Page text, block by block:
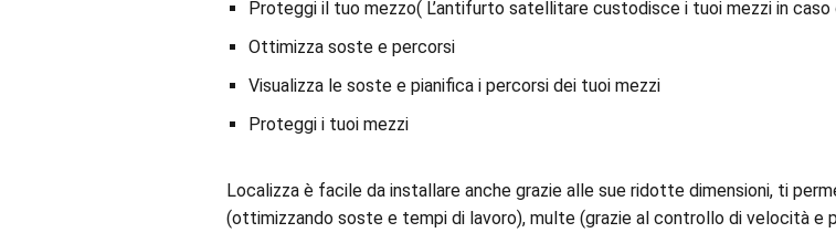
Proteggi il tuo mezzo( L’antifurto satellitare custodisce i tuoi mezzi in
Ottimizza soste e percorsi
Visualizza le soste e pianifica i percorsi dei tuoi mezzi
Proteggi i tuoi mezzi
Localizza è facile da installare anche grazie alle sue ridotte dimensioni, ti
(ottimizzando soste e tempi di lavoro), multe (grazie al controllo di velocità e